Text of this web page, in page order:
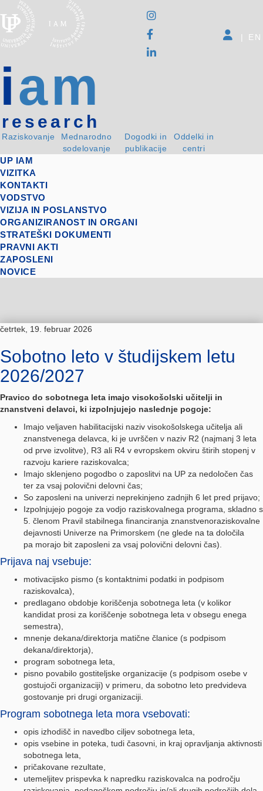
iam
research
Raziskovanje
Mednarodno
sodelovanje
Dogodki in
publikacije
Oddelki in
centri
| EN
UP IAM
VIZITKA
KONTAKTI
VODSTVO
VIZIJA IN POSLANSTVO
ORGANIZIRANOST IN ORGANI
STRATEŠKI DOKUMENTI
PRAVNI AKTI
ZAPOSLENI
NOVICE
četrtek, 19. februar 2026
Sobotno leto v študijskem letu
2026/2027
Pravico do sobotnega leta imajo visokošolski učitelji in
znanstveni delavci, ki izpolnjujejo naslednje pogoje:
Imajo veljaven habilitacijski naziv visokošolskega učitelja ali
znanstvenega delavca, ki je uvrščen v naziv R2 (najmanj 3 leta
od prve izvolitve), R3 ali R4 v evropskem okviru štirih stopenj v
razvoju kariere raziskovalca;
Imajo sklenjeno pogodbo o zaposlitvi na UP za nedoločen čas
ter za vsaj polovični delovni čas;
So zaposleni na univerzi neprekinjeno zadnjih 6 let pred prijavo;
Izpolnjujejo pogoje za vodjo raziskovalnega programa, skladno s
5. členom Pravil stabilnega financiranja znanstvenoraziskovalne
dejavnosti Univerze na Primorskem (ne glede na ta določila
pa morajo bit zaposleni za vsaj polovični delovni čas).
Prijava naj vsebuje:
motivacijsko pismo (s kontaktnimi podatki in podpisom
raziskovalca),
predlagano obdobje koriščenja sobotnega leta (v kolikor
kandidat prosi za koriščenje sobotnega leta v obsegu enega
semestra),
mnenje dekana/direktorja matične članice (s podpisom
dekana/direktorja),
program sobotnega leta,
pisno povabilo gostiteljske organizacije (s podpisom osebe v
gostujoči organizaciji) v primeru, da sobotno leto predvideva
gostovanje pri drugi organizaciji.
Program sobotnega leta mora vsebovati:
opis izhodišč in navedbo ciljev sobotnega leta,
opis vsebine in poteka, tudi časovni, in kraj opravljanja aktivnosti
sobotnega leta,
pričakovane rezultate,
utemeljitev prispevka k napredku raziskovalca na področju